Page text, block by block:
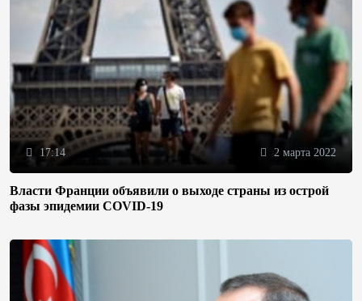
17:14 2 марта 2022
Власти Франции объявили о выходе страны из острой
фазы эпидемии COVID-19